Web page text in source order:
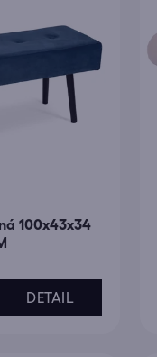
100x43x34
DETAIL